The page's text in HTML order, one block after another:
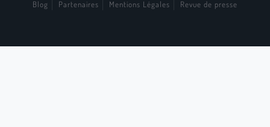
Blog Partenaires Mentions Légales Revue de presse